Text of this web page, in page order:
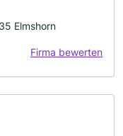
Elmshorn
Firma bewerten